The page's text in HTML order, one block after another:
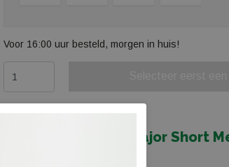
Voor 16:00 uur besteld, morgen in huis!
Reece HC Zwolle Major Short